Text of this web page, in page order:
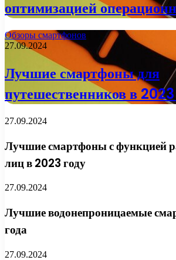
оптимизацией
Обзоры смартфонов
27.09.2024
Лучшие смартфоны для
путешественников в 2023
27.09.2024
Лучшие смартфоны с функцией
лиц в 2023 году
27.09.2024
Лучшие водонепроницаемые
года
27.09.2024